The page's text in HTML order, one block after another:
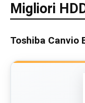
Migliori
Toshiba Canvio